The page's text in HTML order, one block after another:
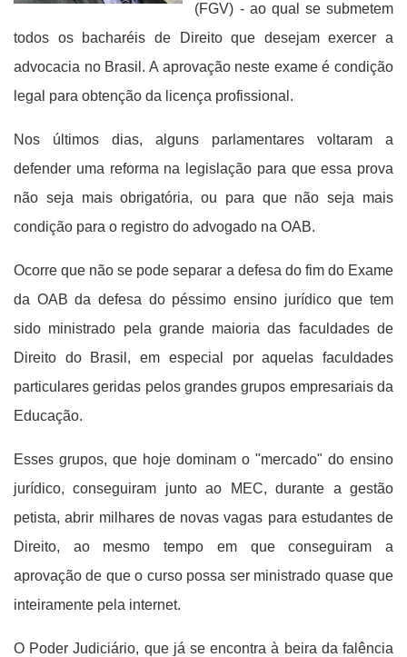
(FGV) - ao qual se submetem
todos os bacharéis de Direito que desejam exercer a
advocacia no Brasil. A aprovação neste exame é condição
legal para obtenção da licença profissional.
Nos últimos dias, alguns parlamentares voltaram a
defender uma reforma na legislação para que essa prova
não seja mais obrigatória, ou para que não seja mais
condição para o registro do advogado na OAB.
Ocorre que não se pode separar a defesa do fim do Exame
da OAB da defesa do péssimo ensino jurídico que tem
sido ministrado pela grande maioria das faculdades de
Direito do Brasil, em especial por aquelas faculdades
particulares geridas pelos grandes grupos empresariais da
Educação.
Esses grupos, que hoje dominam o "mercado" do ensino
jurídico, conseguiram junto ao MEC, durante a gestão
petista, abrir milhares de novas vagas para estudantes de
Direito, ao mesmo tempo em que conseguiram a
aprovação de que o curso possa ser ministrado quase que
inteiramente pela internet.
O Poder Judiciário, que já se encontra à beira da falência